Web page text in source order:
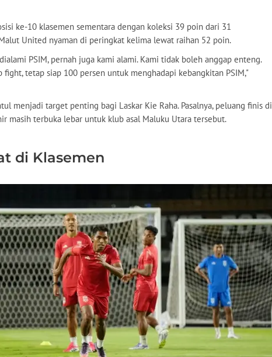
ke-10 klasemen sementara dengan koleksi 39 poin dari 31
United nyaman di peringkat kelima lewat raihan 52 poin.
PSIM, pernah juga kami alami. Kami tidak boleh anggap enteng.
fight, tetap siap 100 persen untuk menghadapi kebangkitan PSIM,"
menjadi target penting bagi Laskar Kie Raha. Pasalnya, peluang finis di
masih terbuka lebar untuk klub asal Maluku Utara tersebut.
di Klasemen